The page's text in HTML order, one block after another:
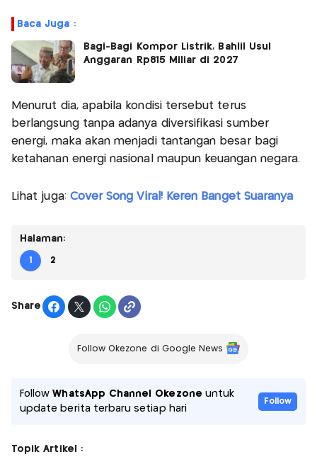
Baca Juga :
Bagi-Bagi Kompor Listrik, Bahlil Usul
Anggaran Rp815 Miliar di 2027
Menurut dia, apabila kondisi tersebut terus
berlangsung tanpa adanya diversifikasi sumber
energi, maka akan menjadi tantangan besar bagi
ketahanan energi nasional maupun keuangan negara.
Lihat juga: Cover Song Viral! Keren Banget Suaranya
Halaman:
1 2
Share
Follow Okezone di Google News
FollowWhatsApp Channel Okezone untuk
update berita terbaru setiap hari
Follow
Topik Artikel :